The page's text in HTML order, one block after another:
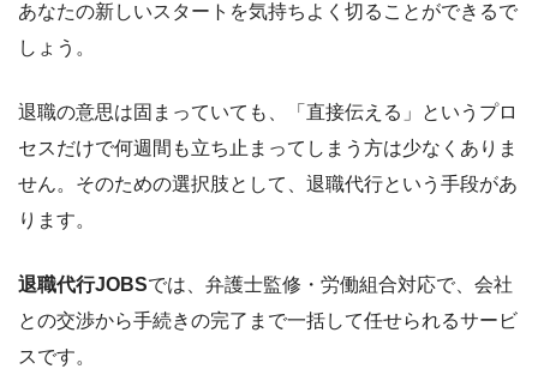
あなたの新しいスタートを気持ちよく切ることができるで
しょう。
退職の意思は固まっていても、「直接伝える」というプロ
セスだけで何週間も立ち止まってしまう方は少なくありま
せん。そのための選択肢として、退職代行という手段があ
ります。
退職代行JOBSでは、弁護士監修・労働組合対応で、会社
との交渉から手続きの完了まで一括して任せられるサービ
スです。